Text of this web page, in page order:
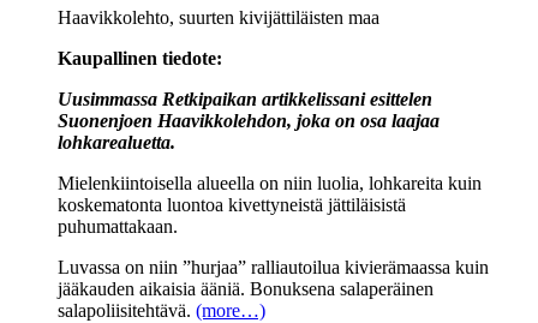
Haavikkolehto, suurten kivijättiläisten maa
Kaupallinen tiedote:
Uusimmassa Retkipaikan artikkelissani esittelen
Suonenjoen Haavikkolehdon, joka on osa laajaa
lohkarealuetta.
Mielenkiintoisella alueella on niin luolia, lohkareita kuin
koskematonta luontoa kivettyneistä jättiläisistä
puhumattakaan.
Luvassa on niin ”hurjaa” ralliautoilua kivierämaassa kuin
jääkauden aikaisia ääniä. Bonuksena salaperäinen
salapoliisitehtävä. (more…)